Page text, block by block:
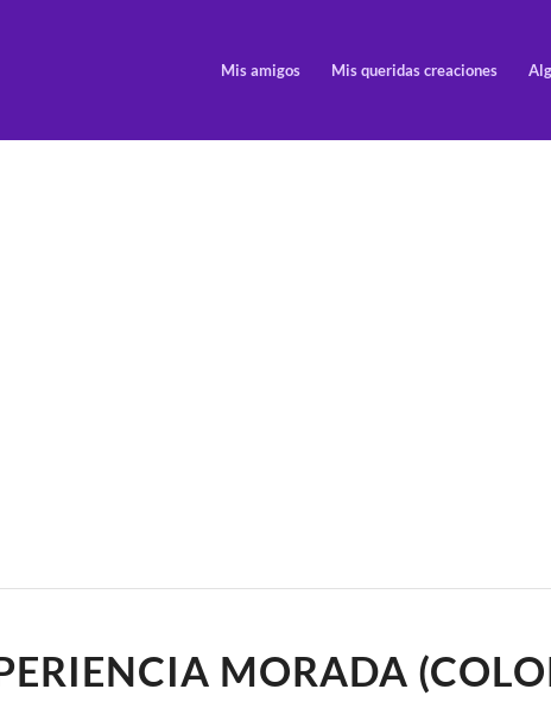
Mis amigos Mis queridas creaciones
MORADA